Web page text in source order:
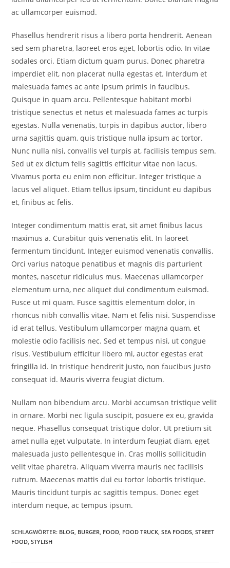
ac ullamcorper euismod.
Phasellus hendrerit risus a libero porta hendrerit. Aenean
sed sem pharetra, laoreet eros eget, lobortis odio. In vitae
sodales orci. Etiam dictum quam purus. Donec pharetra
imperdiet elit, non placerat nulla egestas et. Interdum et
malesuada fames ac ante ipsum primis in faucibus.
Quisque in quam arcu. Pellentesque habitant morbi
tristique senectus et netus et malesuada fames ac turpis
egestas. Nulla venenatis, turpis in dapibus auctor, libero
urna sagittis quam, quis tristique nulla ipsum ac tortor.
Nunc nulla nisi, convallis vel turpis at, facilisis tempus sem.
Sed ut ex dictum felis sagittis efficitur vitae non lacus.
Vivamus porta eu enim non efficitur. Integer tristique a
lacus vel aliquet. Etiam tellus ipsum, tincidunt eu dapibus
et, finibus ac felis.
Integer condimentum mattis erat, sit amet finibus lacus
maximus a. Curabitur quis venenatis elit. In laoreet
fermentum tincidunt. Integer euismod venenatis convallis.
Orci varius natoque penatibus et magnis dis parturient
montes, nascetur ridiculus mus. Maecenas ullamcorper
elementum urna, nec aliquet dui condimentum euismod.
Fusce ut mi quam. Fusce sagittis elementum dolor, in
rhoncus nibh convallis vitae. Nam et felis nisi. Suspendisse
id erat tellus. Vestibulum ullamcorper magna quam, et
molestie odio facilisis nec. Sed et tempus nisi, ut congue
risus. Vestibulum efficitur libero mi, auctor egestas erat
fringilla id. In tristique hendrerit justo, non faucibus justo
consequat id. Mauris viverra feugiat dictum.
Nullam non bibendum arcu. Morbi accumsan tristique velit
in ornare. Morbi nec ligula suscipit, posuere ex eu, gravida
neque. Phasellus consequat tristique dolor. Ut pretium sit
amet nulla eget vulputate. In interdum feugiat diam, eget
malesuada justo pellentesque in. Cras mollis sollicitudin
velit vitae pharetra. Aliquam viverra mauris nec facilisis
rutrum. Maecenas mattis dui eu tortor lobortis tristique.
Mauris tincidunt turpis ac sagittis tempus. Donec eget
interdum neque, ac tempus ipsum.
SCHLAGWÖRTER: BLOG BURGER FOOD FOOD TRUCK SEA FOODS STREET
FOOD STYLISH